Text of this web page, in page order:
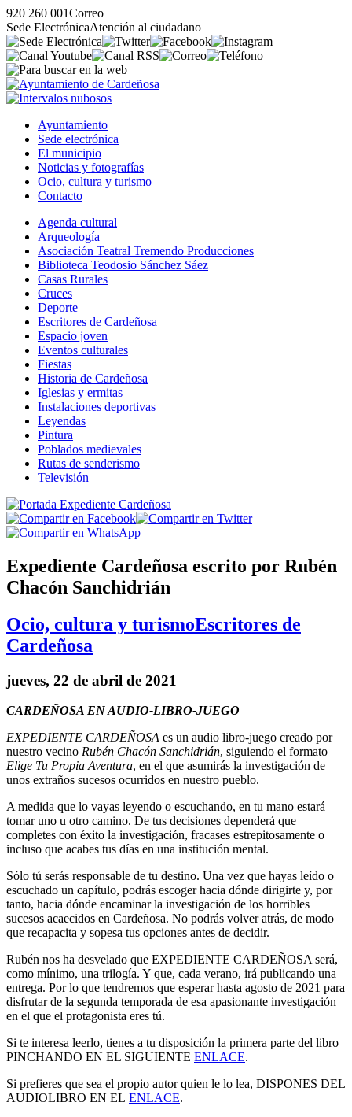
920 260 001Correo
Sede ElectrónicaAtención al ciudadano
Ayuntamiento
Sede electrónica
El municipio
Noticias y fotografías
Ocio, cultura y turismo
Contacto
Agenda cultural
Arqueología
Asociación Teatral Tremendo Producciones
Biblioteca Teodosio Sánchez Sáez
Casas Rurales
Cruces
Deporte
Escritores de Cardeñosa
Espacio joven
Eventos culturales
Fiestas
Historia de Cardeñosa
Iglesias y ermitas
Instalaciones deportivas
Leyendas
Pintura
Poblados medievales
Rutas de senderismo
Televisión
Expediente Cardeñosa escrito por Rubén
Chacón Sanchidrián
Ocio, cultura y turismoEscritores de
Cardeñosa
jueves, 22 de abril de 2021
CARDEÑOSA EN AUDIO-LIBRO-JUEGO
EXPEDIENTE CARDEÑOSA es un audio libro-juego creado por
nuestro vecino Rubén Chacón Sanchidrián, siguiendo el formato
Elige Tu Propia Aventura, en el que asumirás la investigación de
unos extraños sucesos ocurridos en nuestro pueblo.
A medida que lo vayas leyendo o escuchando, en tu mano estará
tomar uno u otro camino. De tus decisiones dependerá que
completes con éxito la investigación, fracases estrepitosamente o
incluso que acabes tus días en una institución mental.
Sólo tú serás responsable de tu destino. Una vez que hayas leído o
escuchado un capítulo, podrás escoger hacia dónde dirigirte y, por
tanto, hacia dónde encaminar la investigación de los horribles
sucesos acaecidos en Cardeñosa. No podrás volver atrás, de modo
que recapacita y sopesa tus opciones antes de decidir.
Rubén nos ha desvelado que EXPEDIENTE CARDEÑOSA será,
como mínimo, una trilogía. Y que, cada verano, irá publicando una
entrega. Por lo que tendremos que esperar hasta agosto de 2021 para
disfrutar de la segunda temporada de esa apasionante investigación
en el que el protagonista eres tú.
Si te interesa leerlo, tienes a tu disposición la primera parte del libro
PINCHANDO EN EL SIGUIENTE ENLACE.
Si prefieres que sea el propio autor quien le lo lea, DISPONES DEL
AUDIOLIBRO EN EL ENLACE.